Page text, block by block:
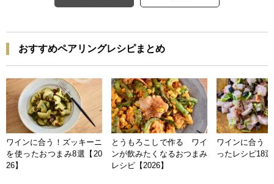
おすすめペアリングレシピまとめ
ワインに合う！ズッキーニ
を使ったおつまみ8選【20
26】
とうもろこしで作る ワイ
ンが飲みたくなるおつまみ
レシピ【2026】
ワインに合う
ったレシピ18